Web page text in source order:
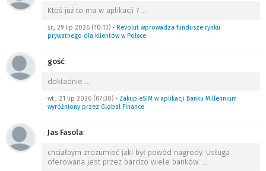
Ktoś już to ma w aplikacji ?
śr., 29 lip 2026 (10:13) • Revolut wprowadza fundusze rynku
prywatnego dla klientów w Polsce
gość:
dokładnie
wt., 21 lip 2026 (07:30) • Zakup eSIM w aplikacji Banku Millennium
wyróżniony przez Global Finance
Jas Fasola:
chciałbym zrozumieć jaki był powód nagrody. Usługa
oferowana jest przez bardzo wiele banków.